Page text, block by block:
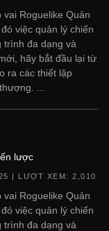
Roguelike Quản
việc quản lý chiến
trình đa dạng và
hãy bắt đầu lại từ
ra các thiết lập
...
lược
| LƯỢT XEM: 2,010
Roguelike Quản
việc quản lý chiến
trình đa dạng và